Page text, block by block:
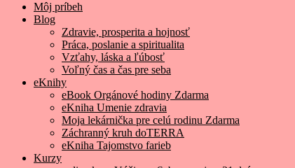
Môj príbeh
Blog
Zdravie, prosperita a hojnosť
Práca, poslanie a spiritualita
Vzťahy, láska a ľúbosť
Voľný čas a čas pre seba
eKnihy
eBook Orgánové hodiny Zdarma
eKniha Umenie zdravia
Moja lekárnička pre celú rodinu Zdarma
Záchranný kruh doTERRA
eKniha Tajomstvo farieb
Kurzy